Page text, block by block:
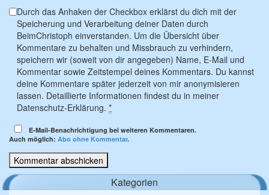
Durch das Anhaken der Checkbox erklärst du dich mit der
Speicherung und Verarbeitung deiner Daten durch
BeimChristoph einverstanden. Um die Übersicht über
Kommentare zu behalten und Missbrauch zu verhindern,
speichern wir (soweit von dir angegeben) Name, E-Mail und
Kommentar sowie Zeitstempel deines Kommentars. Du kannst
deine Kommentare später jederzeit von mir anonymisieren
lassen. Detaillierte Informationen findest du in meiner
Datenschutz-Erklärung. *
E-Mail-Benachrichtigung bei weiteren Kommentaren.
Auch möglich: Abo ohne Kommentar.
Kategorien